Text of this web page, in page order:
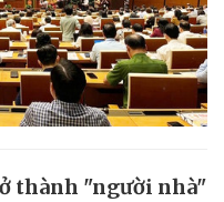
thành "người nhà"